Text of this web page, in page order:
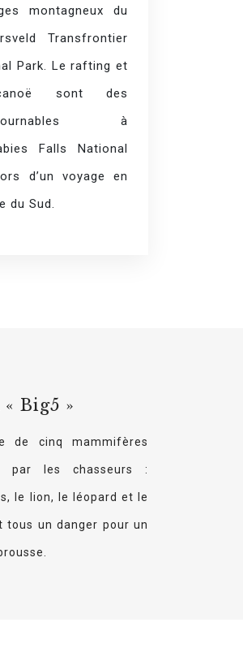
montagneux du
Transfrontier
Park. Le rafting et
sont des
à
Falls National
d’un voyage en
du Sud.
Big5 »
de cinq mammifères
par les chasseurs :
le lion, le léopard et le
tous un danger pour un